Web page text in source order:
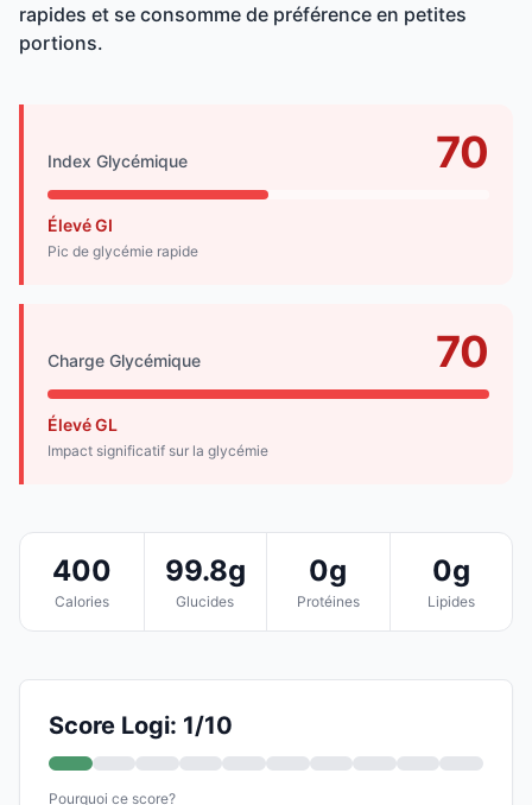
rapides et se consomme de préférence en petites
portions.
Index Glycémique 70
Élevé GI
Pic de glycémie rapide
Charge Glycémique 70
Élevé GL
Impact significatif sur la glycémie
400
Calories
99.8g
Glucides
0g
Protéines
0g
Lipides
Score Logi: 1/10
Pourquoi ce score?